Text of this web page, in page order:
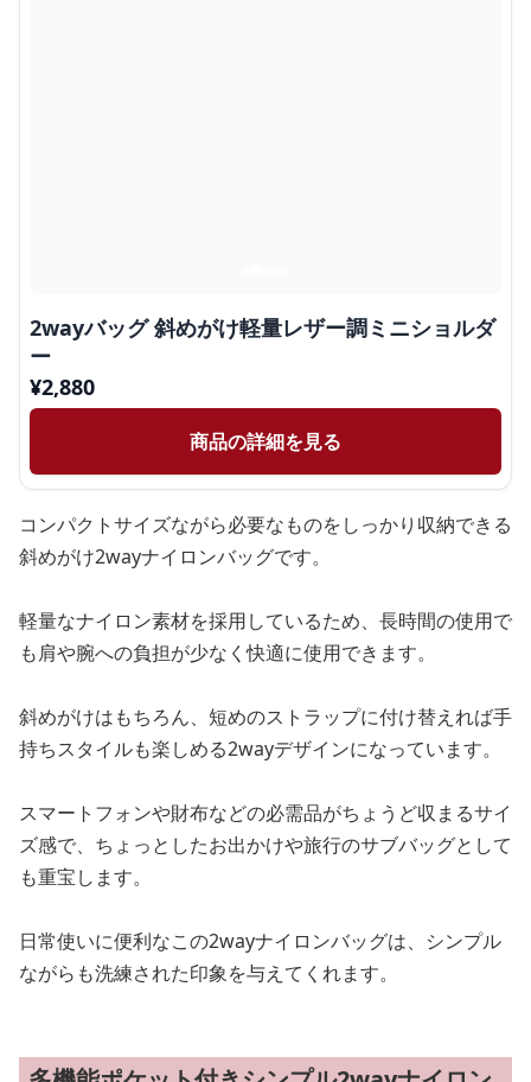
2wayバッグ 斜めがけ軽量レザー調ミニショルダ
ー
¥2,880
商品の詳細を見る
コンパクトサイズながら必要なものをしっかり収納できる
斜めがけ2wayナイロンバッグです。
軽量なナイロン素材を採用しているため、長時間の使用で
も肩や腕への負担が少なく快適に使用できます。
斜めがけはもちろん、短めのストラップに付け替えれば手
持ちスタイルも楽しめる2wayデザインになっています。
スマートフォンや財布などの必需品がちょうど収まるサイ
ズ感で、ちょっとしたお出かけや旅行のサブバッグとして
も重宝します。
日常使いに便利なこの2wayナイロンバッグは、シンプル
ながらも洗練された印象を与えてくれます。